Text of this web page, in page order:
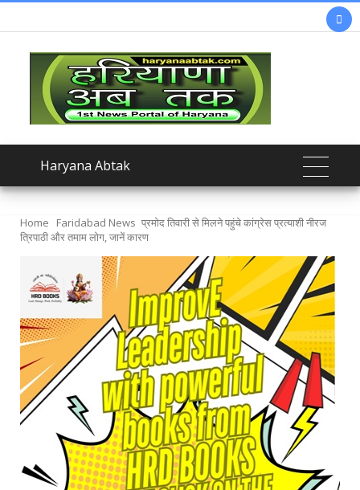

Haryana Abtak
Home Faridabad News प्रमोद तिवारी से मिलने पहुंचे कांग्रेस प्रत्याशी नीरज
त्रिपाठी और तमाम लोग, जानें कारण